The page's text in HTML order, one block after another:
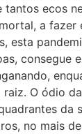
tantos ecos
a fazer
esta
consegue
O ódio
da
no mais